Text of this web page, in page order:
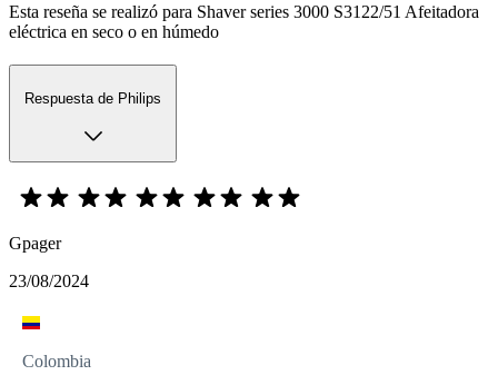
Esta reseña se realizó para Shaver series 3000 S3122/51 Afeitadora
eléctrica en seco o en húmedo
Respuesta de Philips
Gpager
23/08/2024
Colombia